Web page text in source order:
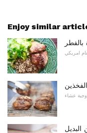
Enjoy similar
امريكي
وجبة عشاء
البديل